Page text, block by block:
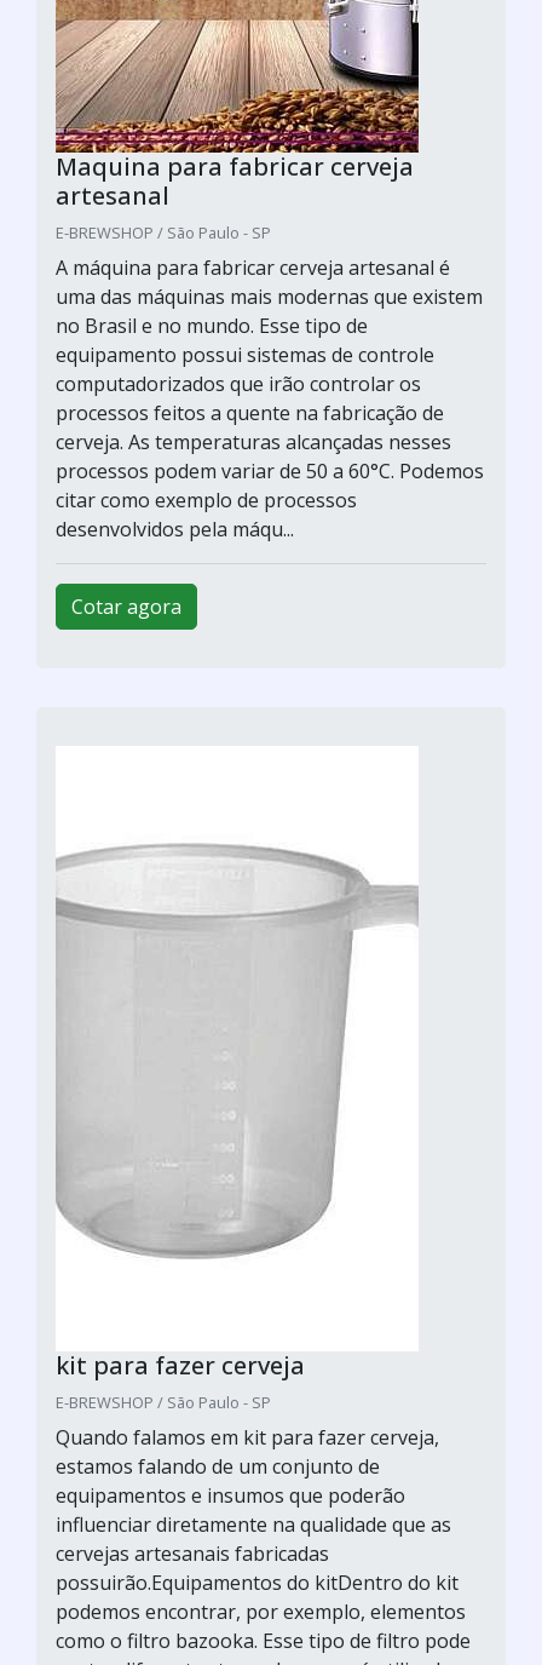
Maquina para fabricar cerveja
artesanal
E-BREWSHOP / São Paulo - SP
A máquina para fabricar cerveja artesanal é
uma das máquinas mais modernas que existem
no Brasil e no mundo. Esse tipo de
equipamento possui sistemas de controle
computadorizados que irão controlar os
processos feitos a quente na fabricação de
cerveja. As temperaturas alcançadas nesses
processos podem variar de 50 a 60°C. Podemos
citar como exemplo de processos
desenvolvidos pela máqu...
Cotar agora
kit para fazer cerveja
E-BREWSHOP / São Paulo - SP
Quando falamos em kit para fazer cerveja,
estamos falando de um conjunto de
equipamentos e insumos que poderão
influenciar diretamente na qualidade que as
cervejas artesanais fabricadas
possuirão.Equipamentos do kitDentro do kit
podemos encontrar, por exemplo, elementos
como o filtro bazooka. Esse tipo de filtro pode